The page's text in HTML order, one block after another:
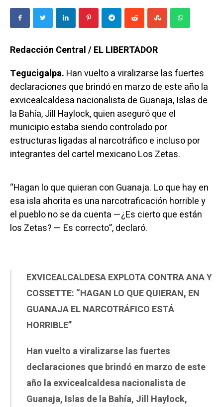
Redacción Central / EL LIBERTADOR
Tegucigalpa. Han vuelto a viralizarse las fuertes
declaraciones que brindó en marzo de este año la
exvicealcaldesa nacionalista de Guanaja, Islas de
la Bahía, Jill Haylock, quien aseguró que el
municipio estaba siendo controlado por
estructuras ligadas al narcotráfico e incluso por
integrantes del cartel mexicano Los Zetas.
“Hagan lo que quieran con Guanaja. Lo que hay en
esa isla ahorita es una narcotraficación horrible y
el pueblo no se da cuenta —¿Es cierto que están
los Zetas? — Es correcto”, declaró.
EXVICEALCALDESA EXPLOTA CONTRA ANA Y
COSSETTE: “HAGAN LO QUE QUIERAN, EN
GUANAJA EL NARCOTRÁFICO ESTÁ
HORRIBLE”
Han vuelto a viralizarse las fuertes
declaraciones que brindó en marzo de este
año la exvicealcaldesa nacionalista de
Guanaja, Islas de la Bahía, Jill Haylock,